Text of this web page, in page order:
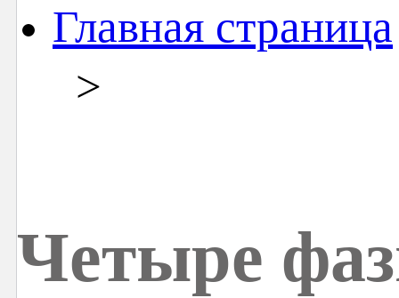
Главная страница
>
Четыре